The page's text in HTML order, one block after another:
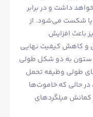
داشت و در برابر
یا شکست می‌شود. از
باعث افزایش
و کاهش کیفیت نهایی
ستون به دو شکل طولی
طولی وظیفه تحمل
در حالی که خاموت‌ها
کمانش میلگردهای